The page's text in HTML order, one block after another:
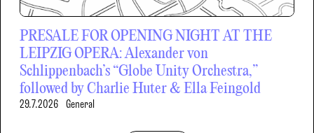
PRESALE FOR OPENING NIGHT AT THE
LEIPZIG OPERA: Alexander von
Schlippenbach’s “Globe Unity Orchestra,”
followed by Charlie Huter & Ella Feingold
29.7.2026 General